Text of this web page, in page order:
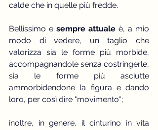
calde che in quelle più fredde.
Bellissimo e sempre attuale è, a mio
modo di vedere, un taglio che
valorizza sia le forme più morbide,
accompagnandole senza costringerle,
sia le forme più asciutte
ammorbidendone la figura e dando
loro, per così dire "movimento";
inoltre, in genere, il cinturino in vita